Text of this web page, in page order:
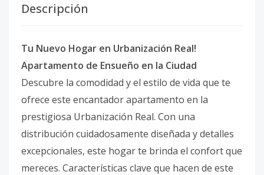
Descripción
Tu Nuevo Hogar en Urbanización Real!
Apartamento de Ensueño en la Ciudad
Descubre la comodidad y el estilo de vida que te
ofrece este encantador apartamento en la
prestigiosa Urbanización Real. Con una
distribución cuidadosamente diseñada y detalles
excepcionales, este hogar te brinda el confort que
mereces. Características clave que hacen de este